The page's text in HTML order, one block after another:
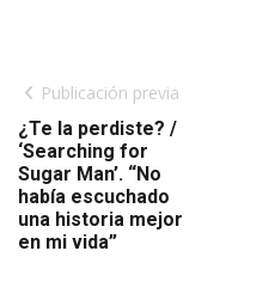
Publicación previa
¿Te la perdiste? /
‘Searching for
Sugar Man’. “No
había escuchado
una historia mejor
en mi vida”